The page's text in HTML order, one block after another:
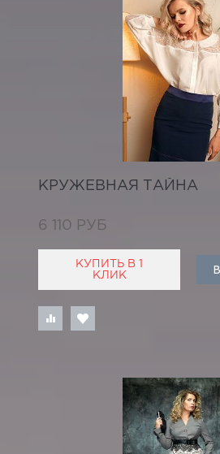
КРУЖЕВНАЯ ТАЙНА
6 110 РУБ
КУПИТЬ В 1
КЛИК